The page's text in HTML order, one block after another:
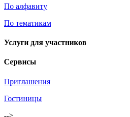
По алфавиту
По тематикам
Услуги для участников
Сервисы
Приглашения
Гостиницы
-->